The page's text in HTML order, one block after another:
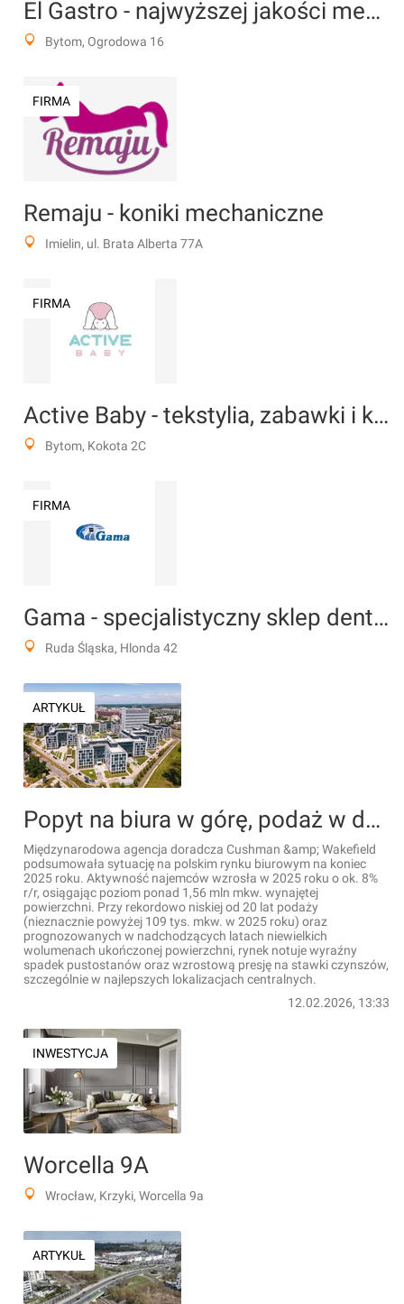
El Gastro - najwyższej jakości meble gastronomiczne
Bytom, Ogrodowa 16
FIRMA
Remaju - koniki mechaniczne
Imielin, ul. Brata Alberta 77A
FIRMA
Active Baby - tekstylia, zabawki i karmienie dzieci
Bytom, Kokota 2C
FIRMA
Gama - specjalistyczny sklep dentystyczny
Ruda Śląska, Hlonda 42
ARTYKUŁ
Popyt na biura w górę, podaż w dół: podsumowanie rynku biurowego w 2025 r. [RAPORT]
Międzynarodowa agencja doradcza Cushman &amp; Wakefield
podsumowała sytuację na polskim rynku biurowym na koniec
2025 roku. Aktywność najemców wzrosła w 2025 roku o ok. 8%
r/r, osiągając poziom ponad 1,56 mln mkw. wynajętej
powierzchni. Przy rekordowo niskiej od 20 lat podaży
(nieznacznie powyżej 109 tys. mkw. w 2025 roku) oraz
prognozowanych w nadchodzących latach niewielkich
wolumenach ukończonej powierzchni, rynek notuje wyraźny
spadek pustostanów oraz wzrostową presję na stawki czynszów,
szczególnie w najlepszych lokalizacjach centralnych.
12.02.2026, 13:33
INWESTYCJA
Worcella 9A
Wrocław, Krzyki, Worcella 9a
ARTYKUŁ